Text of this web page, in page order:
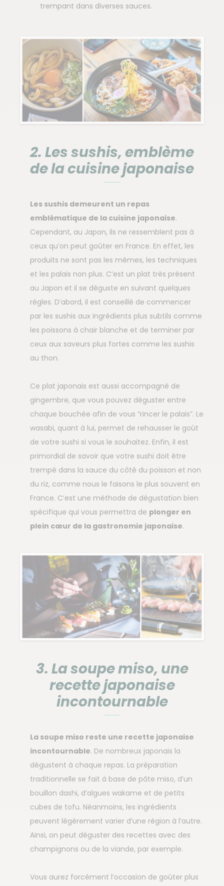
trempant dans diverses sauces.
2. Les sushis, emblème
de la cuisine japonaise
Les sushis demeurent un repas
emblématique de la cuisine japonaise.
Cependant, au Japon, ils ne ressemblent pas à
ceux qu’on peut goûter en France. En effet, les
produits ne sont pas les mêmes, les techniques
et les palais non plus. C’est un plat très présent
au Japon et il se déguste en suivant quelques
règles. D’abord, il est conseillé de commencer
par les sushis aux ingrédients plus subtils comme
les poissons à chair blanche et de terminer par
ceux aux saveurs plus fortes comme les sushis
au thon.
Ce plat japonais est aussi accompagné de
gingembre, que vous pouvez déguster entre
chaque bouchée afin de vous “rincer le palais”. Le
wasabi, quant à lui, permet de rehausser le goût
de votre sushi si vous le souhaitez. Enfin, il est
primordial de savoir que votre sushi doit être
trempé dans la sauce du côté du poisson et non
du riz, comme nous le faisons le plus souvent en
France. C’est une méthode de dégustation bien
spécifique qui vous permettra de plonger en
plein cœur de la gastronomie japonaise.
3. La soupe miso, une
recette japonaise
incontournable
La soupe miso reste une recette japonaise
incontournable. De nombreux japonais la
dégustent à chaque repas. La préparation
traditionnelle se fait à base de pâte miso, d’un
bouillon dashi, d’algues wakame et de petits
cubes de tofu. Néanmoins, les ingrédients
peuvent légèrement varier d’une région à l’autre.
Ainsi, on peut déguster des recettes avec des
champignons ou de la viande, par exemple.
Vous aurez forcément l’occasion de goûter plus